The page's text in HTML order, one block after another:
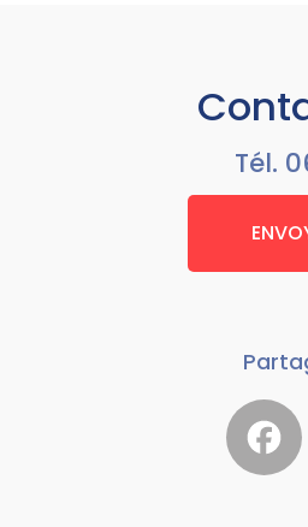
Tél.